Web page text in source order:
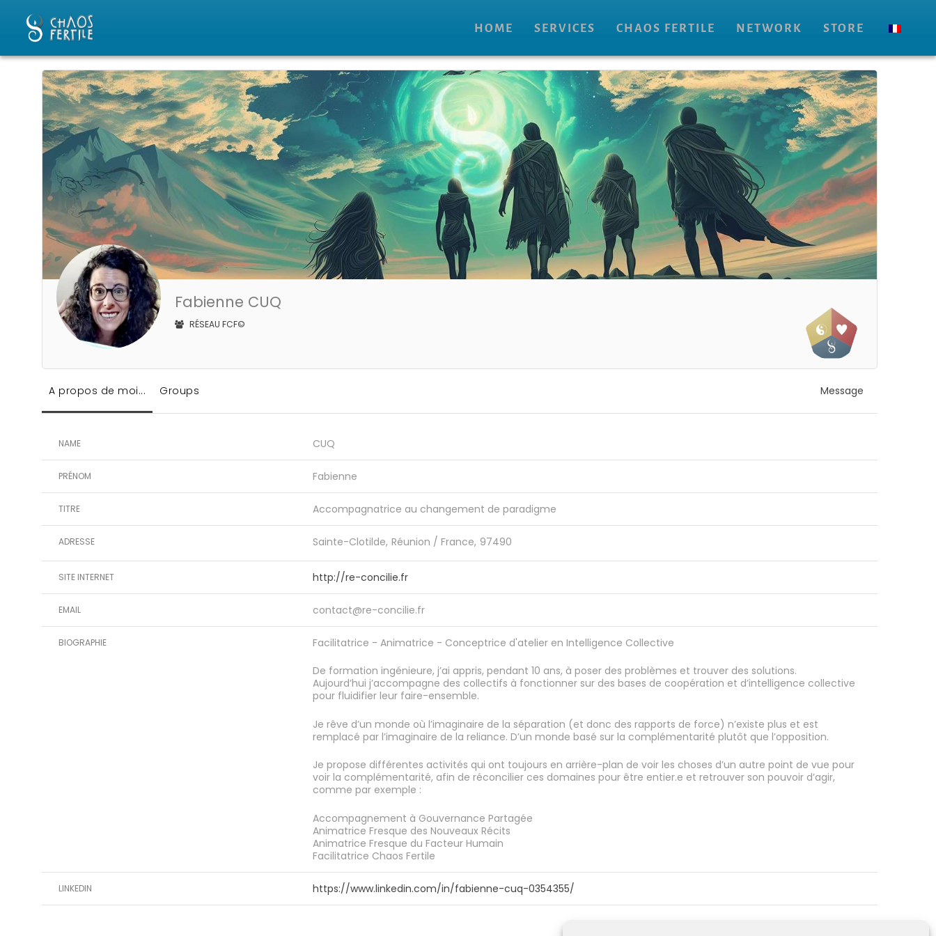
HOME SERVICES CHAOS FERTILE NETWORK STORE
Fabienne CUQ
RÉSEAU FCF©
A propos de moi... Groups Message
NAME CUQ
PRÉNOM Fabienne
TITRE Accompagnatrice au changement de paradigme
ADRESSE Sainte-Clotilde Réunion / France 97490
SITE INTERNET http://re-concilie.fr
EMAIL contact@re-concilie.fr
BIOGRAPHIE Facilitatrice - Animatrice - Conceptrice d'atelier en Intelligence Collective
De formation ingénieure, j’ai appris, pendant 10 ans, à poser des problèmes et trouver des solutions.
Aujourd’hui j’accompagne des collectifs à fonctionner sur des bases de coopération et d’intelligence collective
pour fluidifier leur faire-ensemble.
Je rêve d’un monde où l’imaginaire de la séparation (et donc des rapports de force) n’existe plus et est
remplacé par l’imaginaire de la reliance. D’un monde basé sur la complémentarité plutôt que l’opposition.
Je propose différentes activités qui ont toujours en arrière-plan de voir les choses d’un autre point de vue pour
voir la complémentarité, afin de réconcilier ces domaines pour être entier.e et retrouver son pouvoir d’agir,
comme par exemple :
Accompagnement à Gouvernance Partagée
Animatrice Fresque des Nouveaux Récits
Animatrice Fresque du Facteur Humain
Facilitatrice Chaos Fertile
LINKEDIN https://www.linkedin.com/in/fabienne-cuq-0354355/